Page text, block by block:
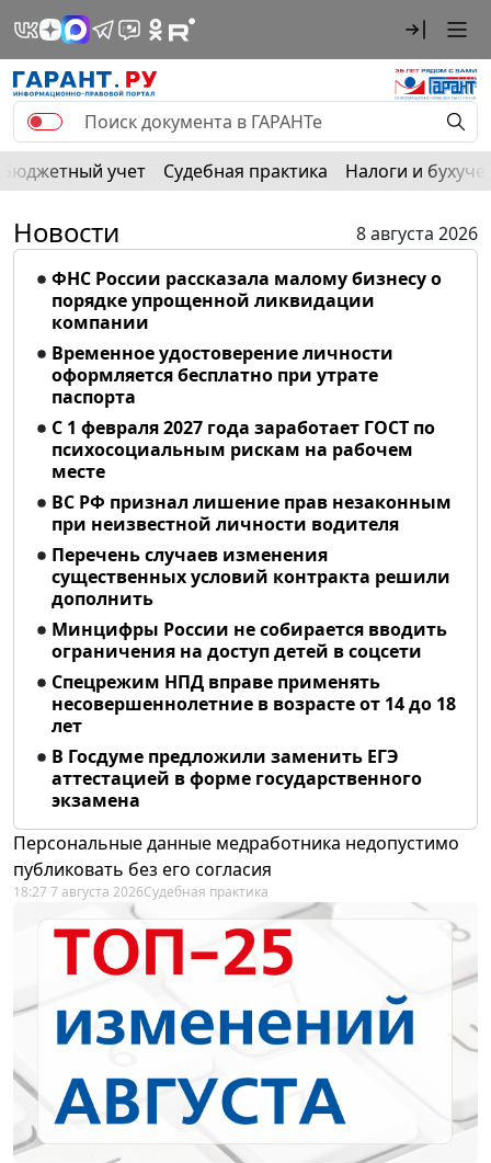
Бюджетный учет Судебная практика Налоги и
Новости
8 августа 2026
ФНС России рассказала малому бизнесу о
порядке упрощенной ликвидации
компании
Временное удостоверение личности
оформляется бесплатно при утрате
паспорта
С 1 февраля 2027 года заработает ГОСТ по
психосоциальным рискам на рабочем
месте
ВС РФ признал лишение прав незаконным
при неизвестной личности водителя
Перечень случаев изменения
существенных условий контракта решили
дополнить
Минцифры России не собирается вводить
ограничения на доступ детей в соцсети
Спецрежим НПД вправе применять
несовершеннолетние в возрасте от 14 до 18
лет
В Госдуме предложили заменить ЕГЭ
аттестацией в форме государственного
экзамена
Персональные данные медработника недопустимо
публиковать без его согласия
18:27 7 августа 2026Судебная практика